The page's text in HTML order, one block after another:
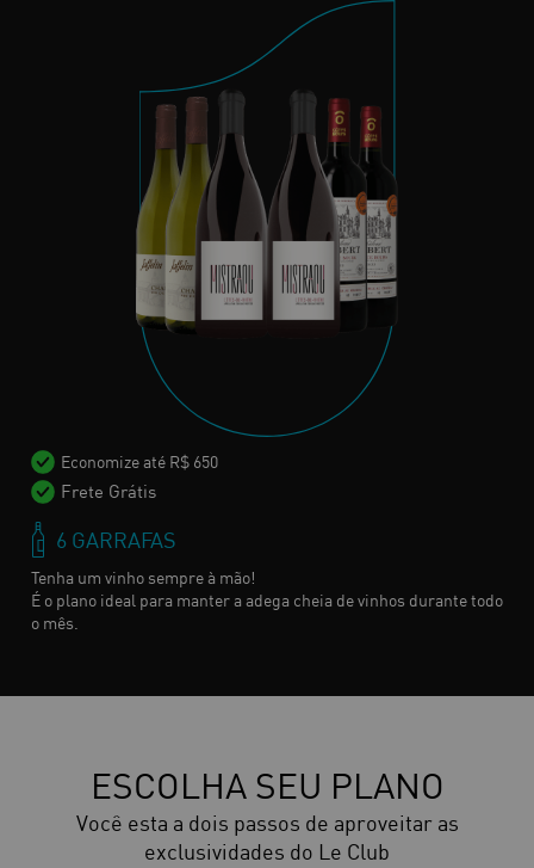
Economize até R$ 650
Frete Grátis
6 GARRAFAS
Tenha um vinho sempre à mão!
É o plano ideal para manter a adega cheia de vinhos durante todo
o mês.
ESCOLHA SEU PLANO
Você esta a dois passos de aproveitar as
exclusividades do Le Club